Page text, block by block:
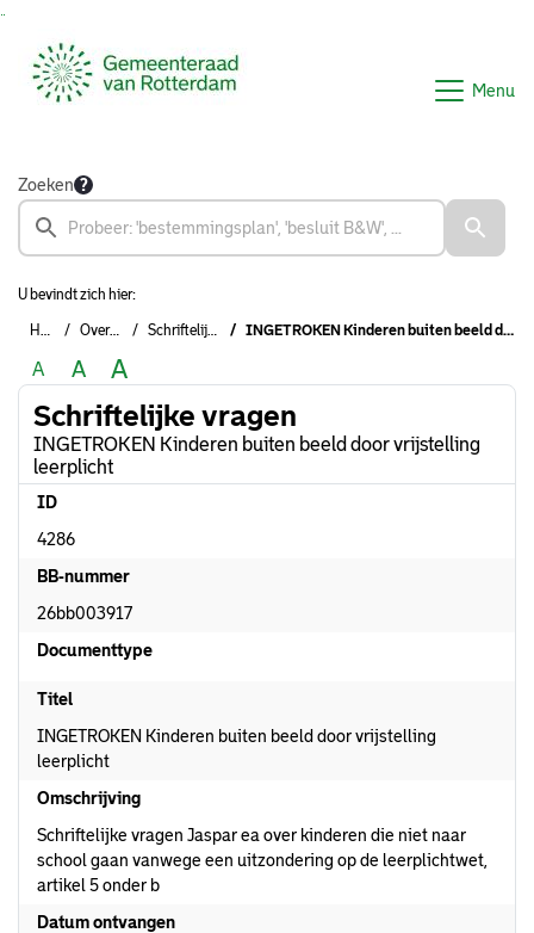
Menu
Zoeken
U bevindt zich hier:
Home Overzichten Schriftelijke vragen INGETROKEN Kinderen buiten beeld door vrijstelling leerplicht
A A A
Schriftelijke vragen
INGETROKEN Kinderen buiten beeld door vrijstelling
leerplicht
ID
4286
BB-nummer
26bb003917
Documenttype
Titel
INGETROKEN Kinderen buiten beeld door vrijstelling
leerplicht
Omschrijving
Schriftelijke vragen Jaspar ea over kinderen die niet naar
school gaan vanwege een uitzondering op de leerplichtwet,
artikel 5 onder b
Datum ontvangen